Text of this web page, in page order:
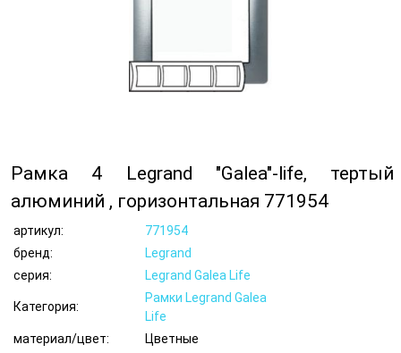
Рамка 4 Legrand "Galea"-life, тертый
алюминий , горизонтальная 771954
артикул:
771954
бренд:
Legrand
серия:
Legrand Galea Life
Категория:
Рамки Legrand Galea
Life
материал/цвет:
Цветные